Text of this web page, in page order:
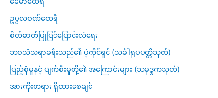
ဥပ္ပလဝဏ်ထေရီ
စိတ်ဓာတ်ပြုပြင်ပြောင်းလဲရေး
ဘဝသံသရာခရီးသည်၏ ပဲ့ကိုင်ရှင် (သင်္ခါရုပပတ္တိသုတ်)
ပြည့်စုံမှုနှင့် ပျက်စီးမှုတို့၏ အကြောင်းများ (သမုဒ္ဒကသုတ်)
အားကိုးတရား ရှိထားစေချင်